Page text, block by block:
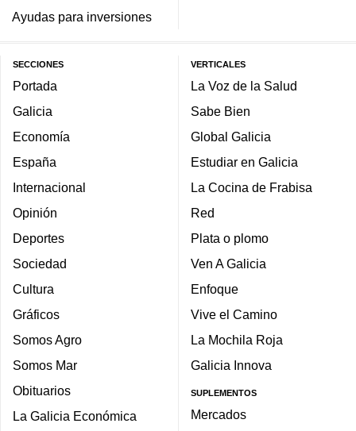
Ayudas para inversiones
SECCIONES
Portada
Galicia
Economía
España
Internacional
Opinión
Deportes
Sociedad
Cultura
Gráficos
Somos Agro
Somos Mar
Obituarios
La Galicia Económica
VERTICALES
La Voz de la Salud
Sabe Bien
Global Galicia
Estudiar en Galicia
La Cocina de Frabisa
Red
Plata o plomo
Ven A Galicia
Enfoque
Vive el Camino
La Mochila Roja
Galicia Innova
SUPLEMENTOS
Mercados